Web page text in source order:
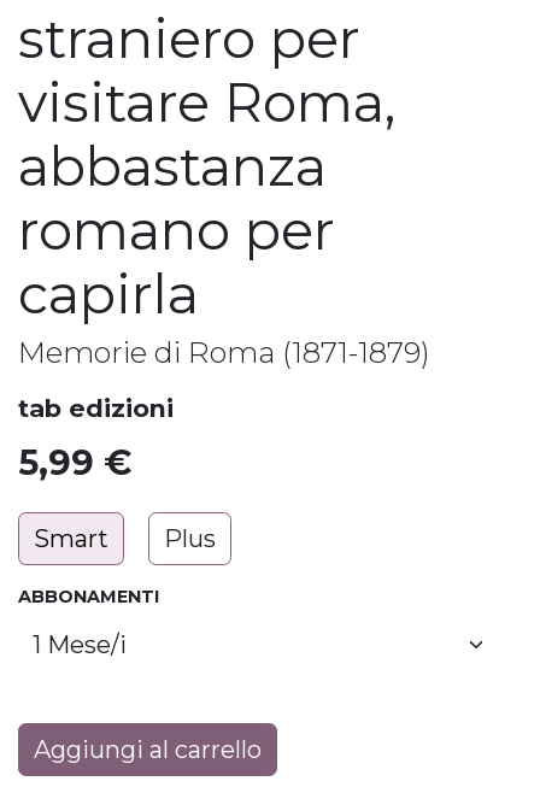
straniero per
visitare Roma,
abbastanza
romano per
capirla
Memorie di Roma (1871-1879)
tab edizioni
5,99 €
Smart Plus
ABBONAMENTI
Aggiungi al carrello